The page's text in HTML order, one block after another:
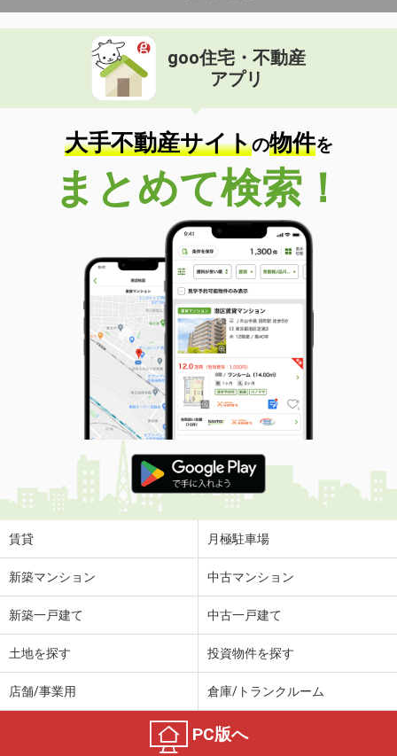
goo住宅・不動産
アプリ
大手不動産サイトの物件を
まとめて検索！
賃貸 月極駐車場
新築マンション 中古マンション
新築一戸建て 中古一戸建て
土地を探す 投資物件を探す
店舗/事業用 倉庫/トランクルーム
PC版へ